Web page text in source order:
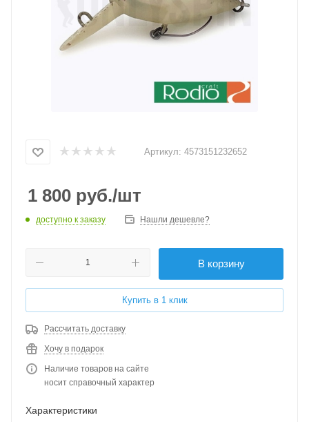
Артикул: 4573151232652
1 800 руб./шт
доступно к заказу Нашли дешевле?
В корзину
Купить в 1 клик
Рассчитать доставку
Хочу в подарок
Наличие товаров на сайте
носит справочный характер
Характеристики